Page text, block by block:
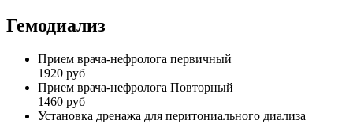
Гемодиализ
Прием врача-нефролога первичный
1920 руб
Прием врача-нефролога Повторный
1460 руб
Установка дренажа для перитониального диализа